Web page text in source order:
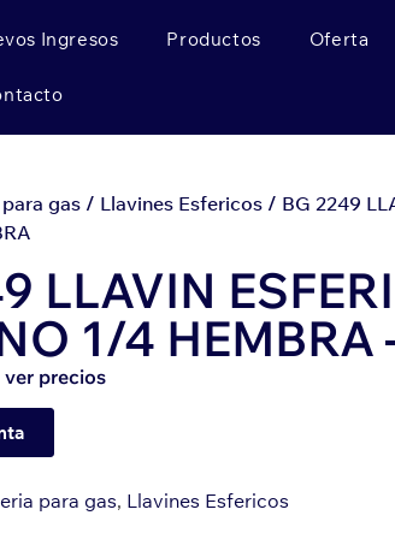
Ingresos Productos Oferta
gas / Llavines Esfericos / BG 2249
LLAVIN
1/4 HEMBRA
ver precios
para gas, Llavines Esfericos